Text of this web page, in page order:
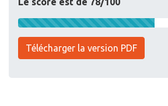
Télécharger la version PDF